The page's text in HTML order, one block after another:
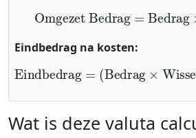
Omgezet Bedrag= Bedrag
Eindbedrag na kosten:
Eindbedrag=(Bedrag×
(Percentage Kosten+
Wat is deze valuta